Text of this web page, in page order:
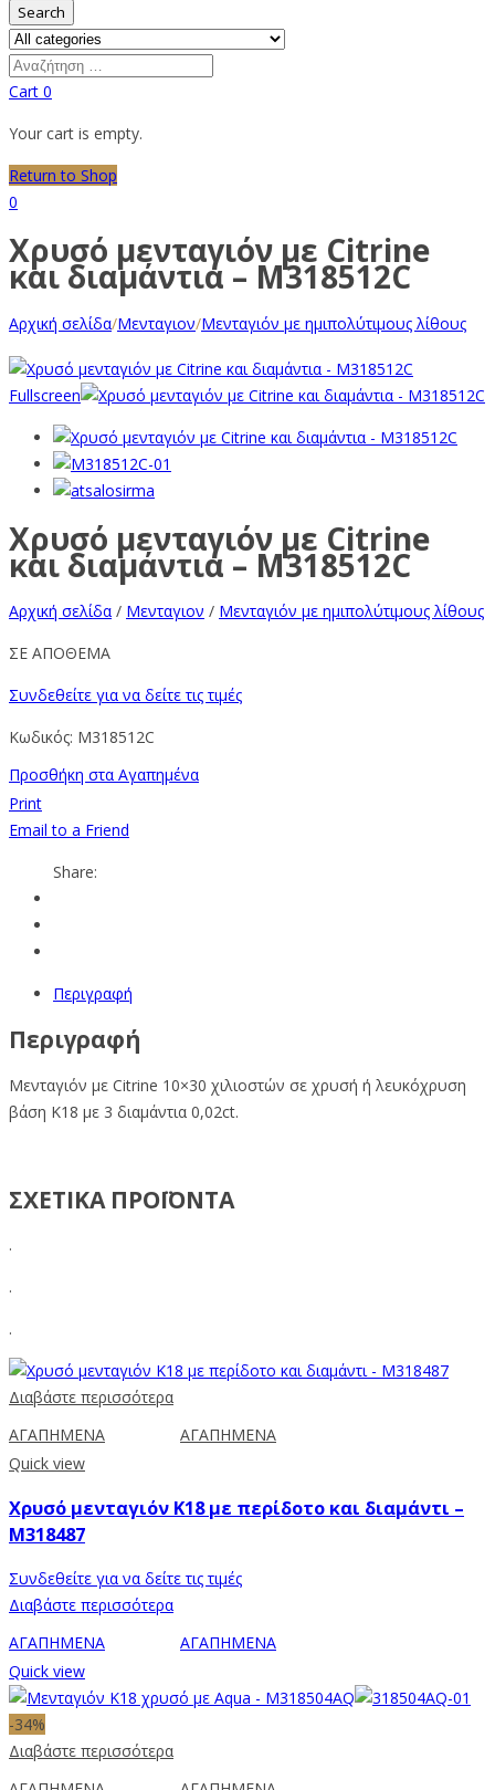
Search
Cart 0
Your cart is empty.
Return to Shop
0
Χρυσό μενταγιόν με Citrine
και διαμάντια – M318512C
Αρχική σελίδα/Μενταγιον/Μενταγιόν με ημιπολύτιμους λίθους
Fullscreen
Χρυσό μενταγιόν με Citrine
και διαμάντια – M318512C
Αρχική σελίδα / Μενταγιον / Μενταγιόν με ημιπολύτιμους λίθους
ΣΕ ΑΠΟΘΕΜΑ
Συνδεθείτε για να δείτε τις τιμές
Κωδικός: M318512C
Προσθήκη στα Αγαπημένα
Print
Email to a Friend
Share:
Περιγραφή
Περιγραφή
Μενταγιόν με Citrine 10×30 χιλιοστών σε χρυσή ή λευκόχρυση
βάση Κ18 με 3 διαμάντια 0,02ct.
ΣΧΕΤΙΚΑ ΠΡΟΪΟΝΤΑ
.
.
.
Διαβάστε περισσότερα
ΑΓΑΠΗΜΕΝΑ
ΑΓΑΠΗΜΕΝΑ
Quick view
Χρυσό μενταγιόν K18 με περίδοτο και διαμάντι –
Μ318487
Συνδεθείτε για να δείτε τις τιμές
Διαβάστε περισσότερα
ΑΓΑΠΗΜΕΝΑ
ΑΓΑΠΗΜΕΝΑ
Quick view
-34%
Διαβάστε περισσότερα